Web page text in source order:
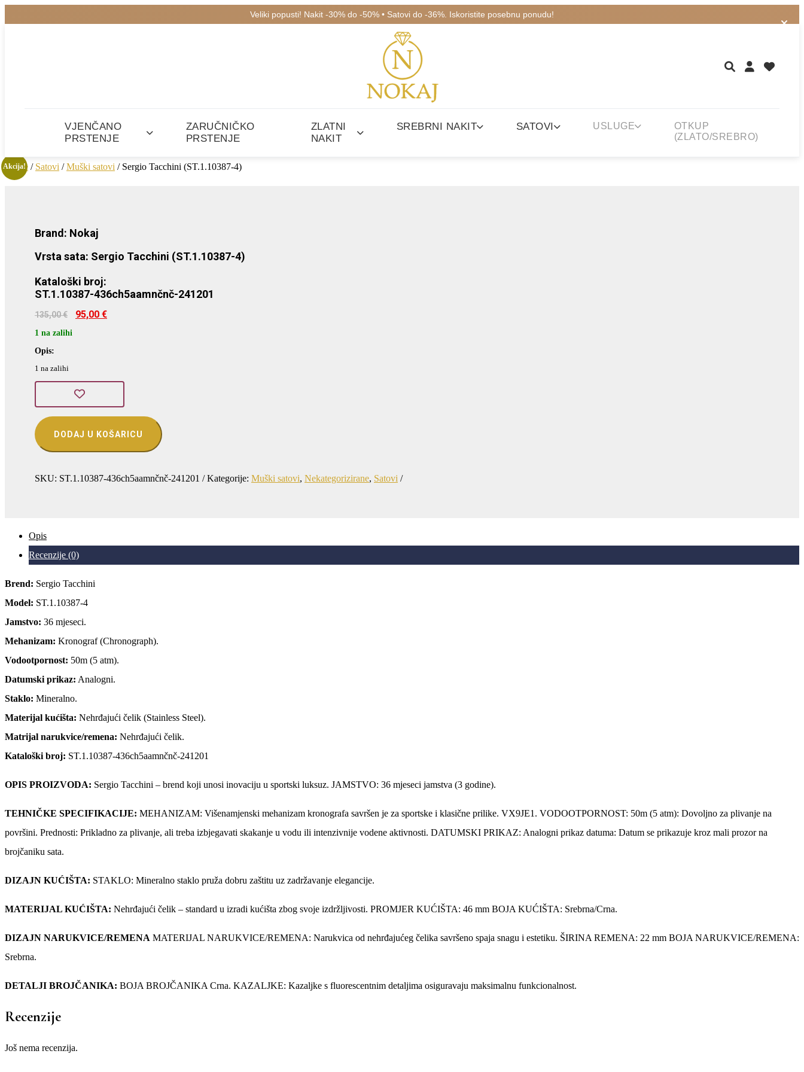
Veliki popusti! Nakit -30% do -50% • Satovi do -36%. Iskoristite posebnu ponudu!
VJENČANO
PRSTENJE
ZARUČNIČKO
PRSTENJE
ZLATNI
NAKIT
SREBRNI NAKIT SATOVI USLUGE
OTKUP
(ZLATO/SREBRO)
Home / Satovi /Muški satovi / Sergio Tacchini (ST.1.10387-4)
Akcija!
Brand: Nokaj
Vrsta sata: Sergio Tacchini (ST.1.10387-4)
Kataloški broj:
ST.1.10387-436ch5aamnčnč-241201
135,00€
Izvorna
cijena
95,00 €
1 na zalihi
Opis:
1 na zalihi
Sergio
Tacchini
(ST.1.10387-
4)
DODAJ U KOŠARICU
SKU: ST.1.10387-436ch5aamnčnč-241201 Kategorije: Muški satovi, Nekategorizirane, Satovi
Opis
Recenzije (0)
Brend: Sergio Tacchini
Model: ST.1.10387-4
Jamstvo: 36 mjeseci.
Mehanizam: Kronograf (Chronograph).
Vodootpornost: 50m (5 atm).
Datumski prikaz: Analogni.
Staklo: Mineralno.
Materijal kućišta: Nehrđajući čelik (Stainless Steel).
Matrijal narukvice/remena: Nehrđajući čelik.
Kataloški broj: ST.1.10387-436ch5aamnčnč-241201
OPIS PROIZVODA: Sergio Tacchini – brend koji unosi inovaciju u sportski luksuz. JAMSTVO: 36 mjeseci jamstva (3 godine).
TEHNIČKE SPECIFIKACIJE: MEHANIZAM: Višenamjenski mehanizam kronografa savršen je za sportske i klasične prilike. VX9JE1. VODOOTPORNOST: 50m (5 atm): Dovoljno za plivanje na
površini. Prednosti: Prikladno za plivanje, ali treba izbjegavati skakanje u vodu ili intenzivnije vodene aktivnosti. DATUMSKI PRIKAZ: Analogni prikaz datuma: Datum se prikazuje kroz mali prozor na
brojčaniku sata.
DIZAJN KUĆIŠTA: STAKLO: Mineralno staklo pruža dobru zaštitu uz zadržavanje elegancije.
MATERIJAL KUĆIŠTA: Nehrđajući čelik – standard u izradi kućišta zbog svoje izdržljivosti. PROMJER KUĆIŠTA: 46 mm BOJA KUĆIŠTA: Srebrna/Crna.
DIZAJN NARUKVICE/REMENA MATERIJAL NARUKVICE/REMENA: Narukvica od nehrđajućeg čelika savršeno spaja snagu i estetiku. ŠIRINA REMENA: 22 mm BOJA NARUKVICE/REMENA:
Srebrna.
DETALJI BROJČANIKA: BOJA BROJČANIKA Crna. KAZALJKE: Kazaljke s fluorescentnim detaljima osiguravaju maksimalnu funkcionalnost.
Recenzije
Još nema recenzija.